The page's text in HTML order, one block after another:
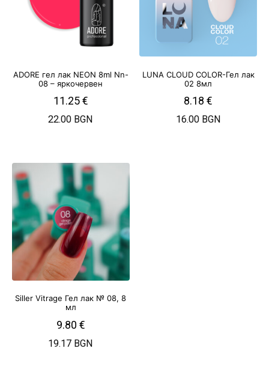
ADORE гел лак NEON 8ml Nn-
08 – яркочервен
11.25€
22.00 BGN
LUNA CLOUD COLOR-Гел лак
02 8мл
8.18€
16.00 BGN
Siller Vitrage Гел лак № 08, 8
мл
9.80 €
19.17 BGN